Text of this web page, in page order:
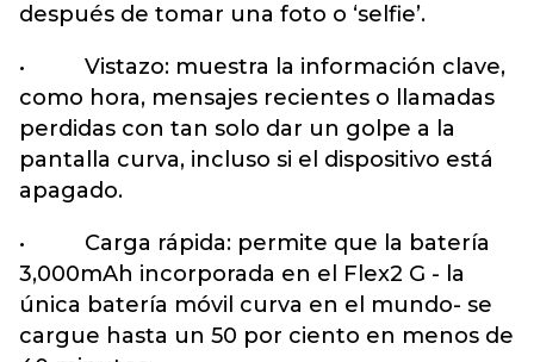
después de tomar una foto o ‘selfie’.
• Vistazo: muestra la información clave,
como hora, mensajes recientes o llamadas
perdidas con tan solo dar un golpe a la
pantalla curva, incluso si el dispositivo está
apagado.
• Carga rápida: permite que la batería
3,000mAh incorporada en el Flex2 G - la
única batería móvil curva en el mundo- se
cargue hasta un 50 por ciento en menos de